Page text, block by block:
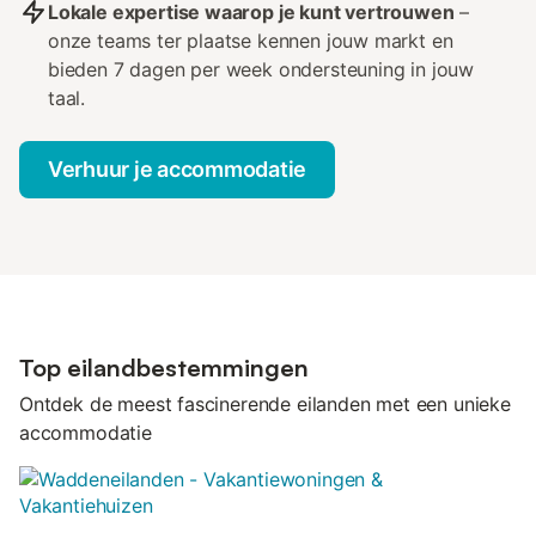
Lokale expertise waarop je kunt vertrouwen –
onze teams ter plaatse kennen jouw markt en
bieden 7 dagen per week ondersteuning in jouw
taal.
Verhuur je accommodatie
Top eilandbestemmingen
Ontdek de meest fascinerende eilanden met een unieke
accommodatie